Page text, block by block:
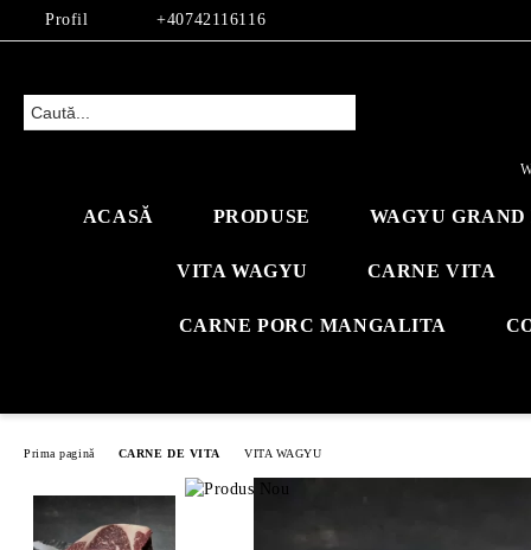
Profil +40742116116
ACASĂ PRODUSE WAGYU
VITA WAGYU CARNE VITA
CARNE PORC MANGALITA
Prima pagină CARNE DE VITA VITA WAGYU